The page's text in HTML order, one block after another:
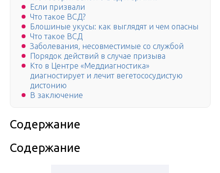
Если призвали
Что такое ВСД?
Блошиные укусы: как выглядят и чем опасны
Что такое ВСД
Заболевания, несовместимые со службой
Порядок действий в случае призыва
Кто в Центре «Меддиагностика»
диагностирует и лечит вегетососудистую
дистонию
В заключение
Содержание
Содержание